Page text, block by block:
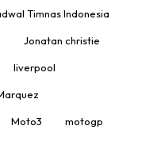
Timnas Indonesia
Jonatan christie
liverpool
Moto3 motogp